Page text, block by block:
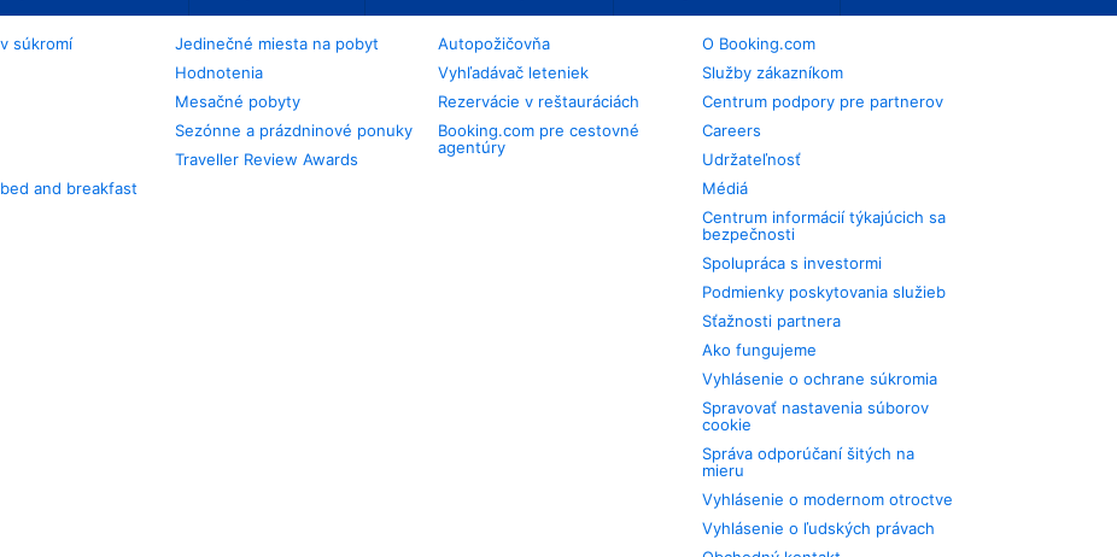
súkromí
and breakfast
Jedinečné miesta na pobyt
Hodnotenia
Mesačné pobyty
Sezónne a prázdninové ponuky
Traveller Review Awards
Autopožičovňa
Vyhľadávač leteniek
Rezervácie v reštauráciách
Booking.com pre cestovné
agentúry
O Booking.com
Služby zákazníkom
Centrum podpory pre partnerov
Careers
Udržateľnosť
Médiá
Centrum informácií týkajúcich sa
bezpečnosti
Spolupráca s investormi
Podmienky poskytovania služieb
Sťažnosti partnera
Ako fungujeme
Vyhlásenie o ochrane súkromia
Spravovať nastavenia súborov
cookie
Správa odporúčaní šitých na
mieru
Vyhlásenie o modernom otroctve
Vyhlásenie o ľudských právach